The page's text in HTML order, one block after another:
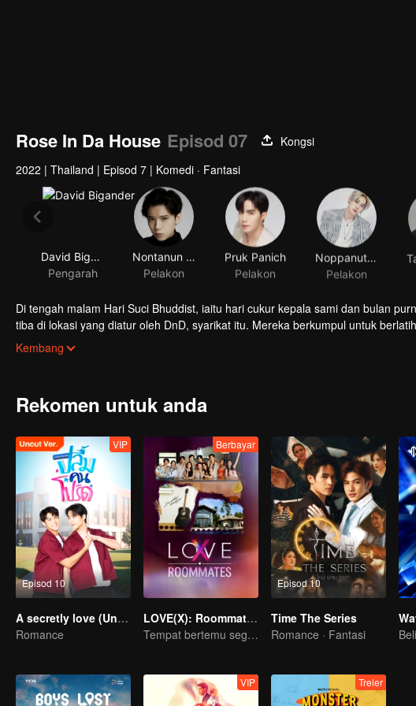
Rose In Da House Episod 07
Kongsi
2022 | Thailand | Episod 7 | Komedi · Fantasi
David Bigander
Pengarah
Nontanun Anchuleepradit
Pelakon
Pruk Panich
Pelakon
Pelakon
Di tengah malam Hari Suci Bhuddist, iaitu hari cukur kepala sami dan bulan
tiba di lokasi yang diatur oleh DnD, syarikat itu. Mereka berkumpul untuk
besar pada tahun ini. Siapa sangka bahawa mereka akan bertemu sesuatu
yang tinggal di sana selama lebih 200 tahun dan gila dengan idola …
Kembang
Rekomen untuk anda
Episod 10
VIP
A secretly love (Uncut Ver.)
Romance
Berbayar
LOVE(X): Roommates
Tempat bertemu segala jenis cinta.
Episod 10
Time The Series
Romance · Fantasi
VIP Treler